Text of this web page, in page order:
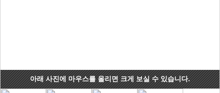
아래 사진에 마우스를 올리면 크게 보실 수 있습니다.